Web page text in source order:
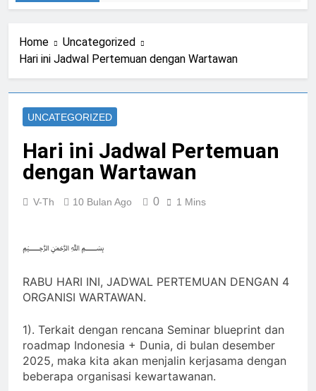
Home
Uncategorized
Hari ini Jadwal Pertemuan dengan Wartawan
UNCATEGORIZED
Hari ini Jadwal Pertemuan
dengan Wartawan
V-Th 10 Bulan Ago 0 1 Mins
﷽
RABU HARI INI, JADWAL PERTEMUAN DENGAN 4
ORGANISI WARTAWAN.
1). Terkait dengan rencana Seminar blueprint dan
roadmap Indonesia + Dunia, di bulan desember
2025, maka kita akan menjalin kerjasama dengan
beberapa organisasi kewartawanan.